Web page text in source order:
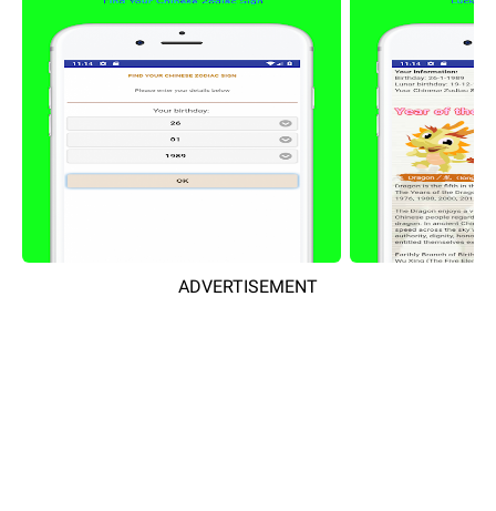
ADVERTISEMENT